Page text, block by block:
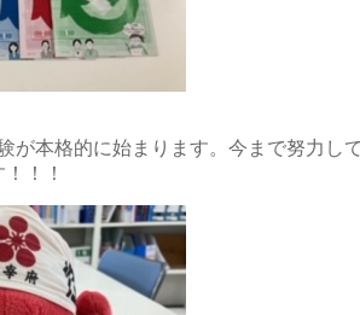
が本格的に始まります。 今まで努力し
！！